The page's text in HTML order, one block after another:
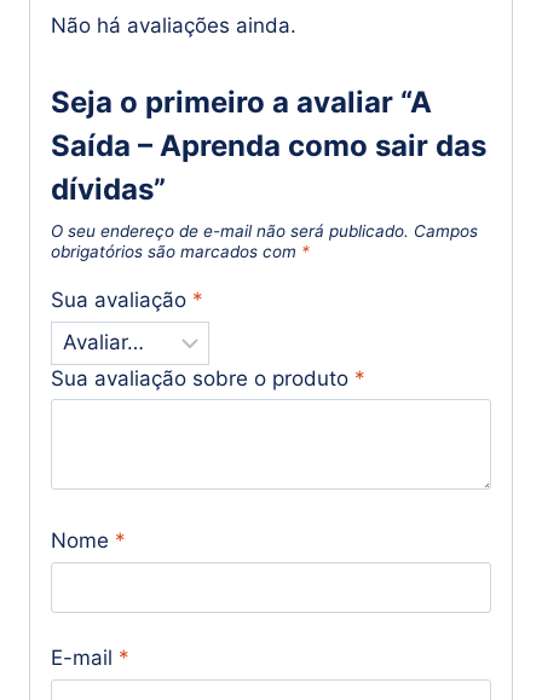
Não há avaliações ainda.
Seja o primeiro a avaliar “A
Saída – Aprenda como sair das
dívidas”
O seu endereço de e-mail não será publicado. Campos
obrigatórios são marcados com *
Sua avaliação *
Sua avaliação sobre o produto *
Nome *
E-mail *